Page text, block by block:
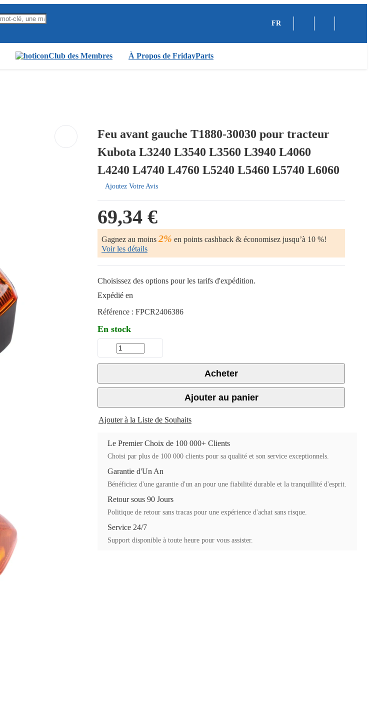
FR
Club des Membres À Propos de FridayParts
Feu avant gauche T1880-30030 pour tracteur
Kubota L3240 L3540 L3560 L3940 L4060
L4240 L4740 L4760 L5240 L5460 L5740 L6060
Ajoutez Votre Avis
69,34 €
Gagnez au moins 2% en points cashback & économisez jusqu’à 10 %!
Voir les détails
Choisissez des options pour les tarifs d'expédition.
Expédié en
Référence : FPCR2406386
En stock
Acheter
Ajouter au panier
Ajouter à la Liste de Souhaits
Le Premier Choix de 100 000+ Clients
Choisi par plus de 100 000 clients pour sa qualité et son service exceptionnels.
Garantie d'Un An
Bénéficiez d'une garantie d'un an pour une fiabilité durable et la tranquillité d'esprit.
Retour sous 90 Jours
Politique de retour sans tracas pour une expérience d'achat sans risque.
Service 24/7
Support disponible à toute heure pour vous assister.